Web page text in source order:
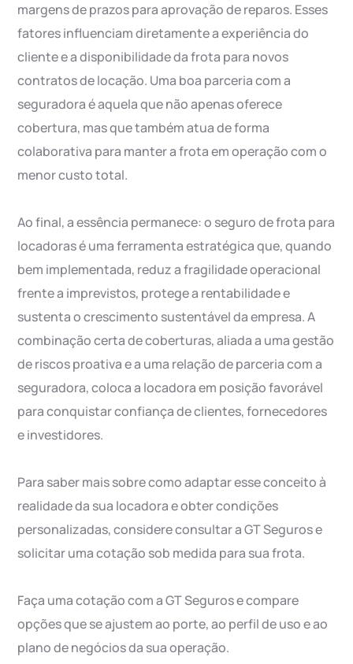
margens de prazos para aprovação de reparos. Esses
fatores influenciam diretamente a experiência do
cliente e a disponibilidade da frota para novos
contratos de locação. Uma boa parceria com a
seguradora é aquela que não apenas oferece
cobertura, mas que também atua de forma
colaborativa para manter a frota em operação com o
menor custo total.
Ao final, a essência permanece: o seguro de frota para
locadoras é uma ferramenta estratégica que, quando
bem implementada, reduz a fragilidade operacional
frente a imprevistos, protege a rentabilidade e
sustenta o crescimento sustentável da empresa. A
combinação certa de coberturas, aliada a uma gestão
de riscos proativa e a uma relação de parceria com a
seguradora, coloca a locadora em posição favorável
para conquistar confiança de clientes, fornecedores
e investidores.
Para saber mais sobre como adaptar esse conceito à
realidade da sua locadora e obter condições
personalizadas, considere consultar a GT Seguros e
solicitar uma cotação sob medida para sua frota.
Faça uma cotação com a GT Seguros e compare
opções que se ajustem ao porte, ao perfil de uso e ao
plano de negócios da sua operação.